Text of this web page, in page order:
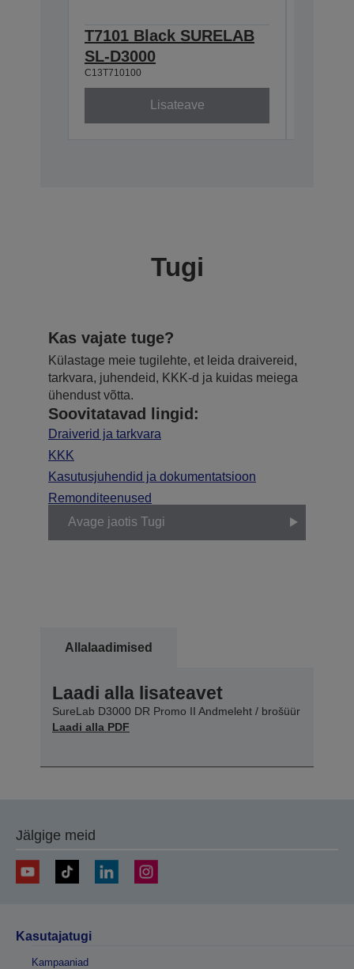
T7101 Black SURELAB
SL-D3000
C13T710100
Lisateave
Tugi
Kas vajate tuge?
Külastage meie tugilehte, et leida draivereid,
tarkvara, juhendeid, KKK-d ja kuidas meiega
ühendust võtta.
Soovitatavad lingid:
Draiverid ja tarkvara
KKK
Kasutusjuhendid ja dokumentatsioon
Remonditeenused
Avage jaotis Tugi
Allalaadimised
Laadi alla lisateavet
SureLab D3000 DR Promo II Andmeleht / brošüür
Laadi alla PDF
Jälgige meid
Kasutajatugi
Kampaaniad